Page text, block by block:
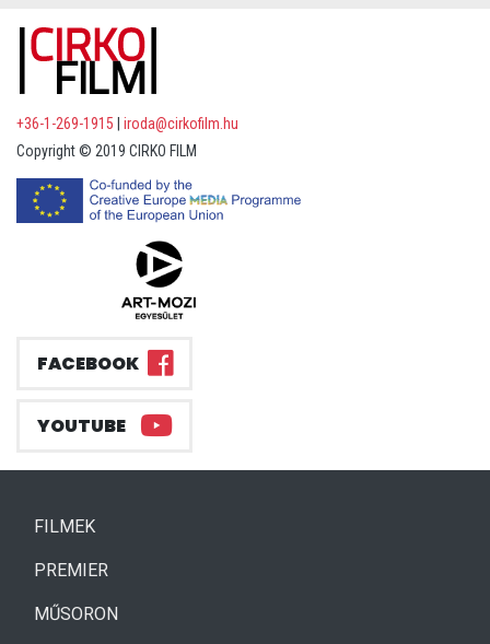
+36-1-269-1915
iroda@cirkofilm.hu
Copyright © 2019 CIRKO FILM
FACEBOOK
YOUTUBE
FILMEK(CURRENT)
PREMIER
MŰSORON